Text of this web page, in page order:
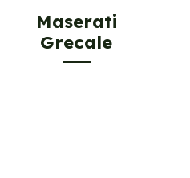
Maserati
Grecale